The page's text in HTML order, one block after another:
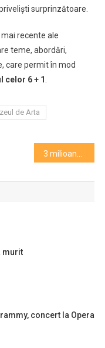
surprinzătoare.
recente ale
teme, abordări,
care permit în mod
celor 6 + 1
de Arta
murit
concert la Opera